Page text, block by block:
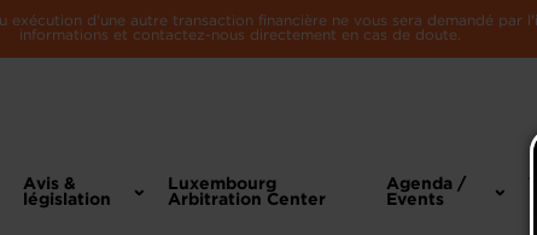
d'une autre transaction financière ne vous sera demandé par
informations et contactez-nous directement en cas de doute.
Avis &
législation
Luxembourg
Arbitration Center
Agenda /
Events